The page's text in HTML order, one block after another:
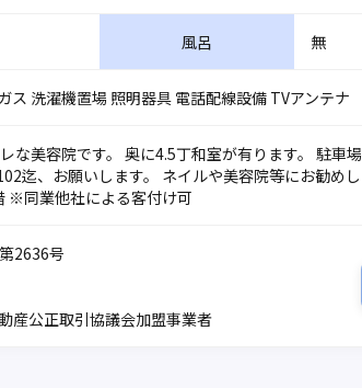
風呂 無
ス 洗濯機置場 照明器具 電話配線設備 TVアンテナ
な美容院です。 奥に4.5丁和室が有ります。 駐
迄、お願いします。 ネイルや美容院等にお勧め
※同業他社による客付け可
2636号
産公正取引協議会加盟事業者